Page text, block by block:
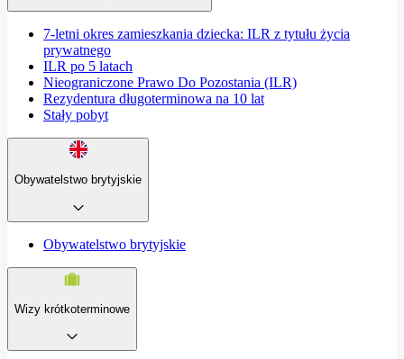
7-letni okres zamieszkania dziecka: ILR z tytułu życia
prywatnego
ILR po 5 latach
Nieograniczone Prawo Do Pozostania (ILR)
Rezydentura długoterminowa na 10 lat
Stały pobyt
Obywatelstwo brytyjskie
Obywatelstwo brytyjskie
Wizy krótkoterminowe